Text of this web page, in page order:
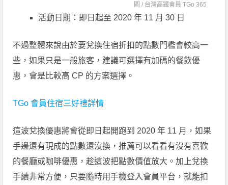
圖 / 台灣高鐵會員 TGo 365
活動日期：即日起至 2020 年 11 月 30 日
不過整體來說由於要兌換住宿折扣的點數門檻會較高一
些，如果只是一般旅客，建議可選擇有加碼的餐飲優
惠，會是比較高 CP 的方案選擇。
TGo 會員住宿三好禮詳情
這波兌換優惠將會從即日起開跑到 2020 年 11 月，如果
手邊還有現成的點數還沒換，推薦可以看看有沒有喜歡
的餐廳或咖啡優惠，趁這波把點數價值放大。加上兌換
手續非常方便，只要隨時用手機登入會員平台，就能扣